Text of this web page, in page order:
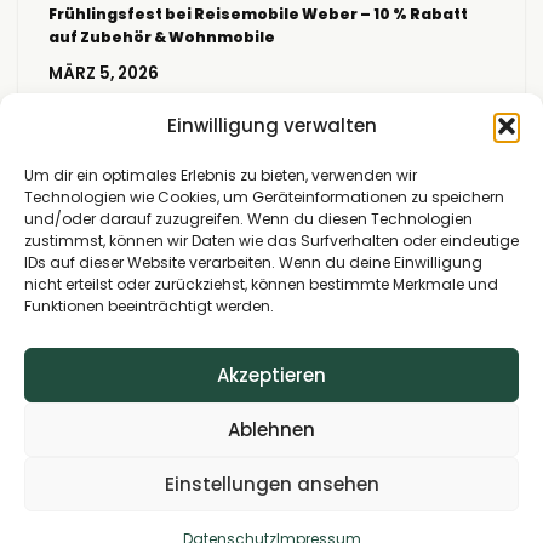
Einwilligung verwalten
Um dir ein optimales Erlebnis zu bieten, verwenden wir
Technologien wie Cookies, um Geräteinformationen zu speichern
und/oder darauf zuzugreifen. Wenn du diesen Technologien
zustimmst, können wir Daten wie das Surfverhalten oder eindeutige
IDs auf dieser Website verarbeiten. Wenn du deine Einwilligung
nicht erteilst oder zurückziehst, können bestimmte Merkmale und
Funktionen beeinträchtigt werden.
Akzeptieren
Ablehnen
Einstellungen ansehen
DatenschutzImpressum
Frühlingsfest bei Reisemobile Weber – 10 % Rabatt
auf Zubehör & Wohnmobile
MÄRZ 5, 2026
Frühlingsfest bei Reisemobile Weber – 10 %
den 25.04.2026 von 10:00 bis 17:00 Uhr und am
Sonntag, den 26.04.2026 von 11:00 bis 16:00 Uhr
laden wir alle Camping- und Wohnmobil-Fans
herzlich zu unserem Event…
© Copyright 2026 Reisemobile Weber